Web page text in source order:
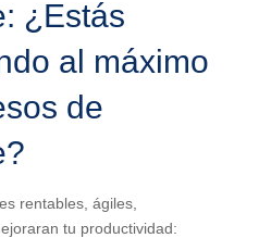
¿Estás
al máximo
de
rentables, ágiles,
tu productividad: